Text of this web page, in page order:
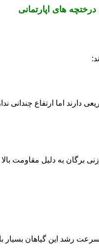
های اپارتمانی
اما ارتفاع چندانی
برگان به دلیل مقاومت
رشد این گیاهان